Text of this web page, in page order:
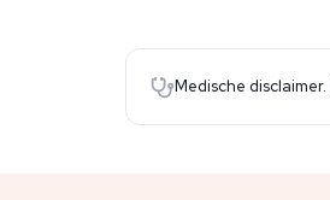
Medische disclaimer.